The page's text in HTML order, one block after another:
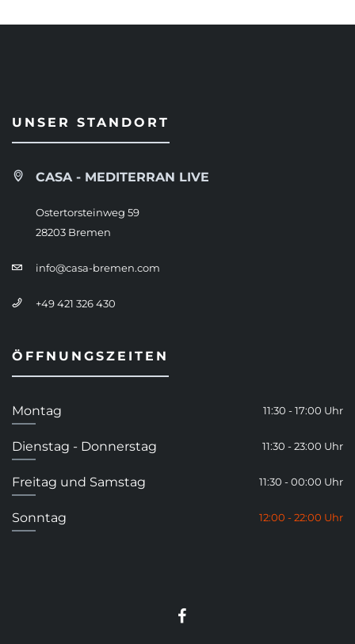
UNSER STANDORT
CASA - MEDITERRAN LIVE
Ostertorsteinweg 59
28203 Bremen
info@casa-bremen.com
+49 421 326 430
ÖFFNUNGSZEITEN
Montag 11:30 - 17:00 Uhr
Dienstag - Donnerstag 11:30 - 23:00 Uhr
Freitag und Samstag 11:30 - 00:00 Uhr
Sonntag 12:00 - 22:00 Uhr